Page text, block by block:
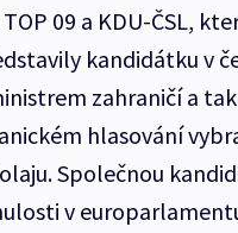
09 a KDU-ČSL,
kandidátku v
zahraničí a
hlasování
Společnou
v